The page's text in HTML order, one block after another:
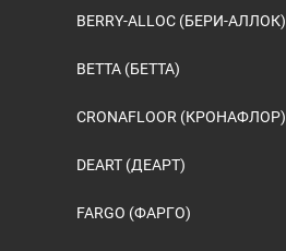
BERRY-ALLOC (БЕРИ-АЛЛОК)
BETTA (БЕТТА)
CRONAFLOOR (КРОНАФЛОР)
DEART (ДЕАРТ)
FARGO (ФАРГО)